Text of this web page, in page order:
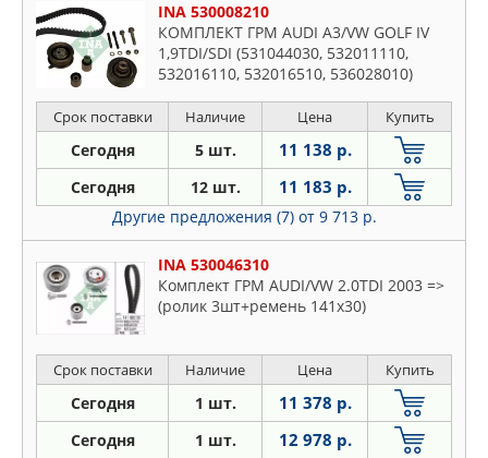
INA 530008210
КОМПЛЕКТ ГРМ AUDI A3/VW GOLF IV
1,9TDI/SDI (531044030, 532011110,
532016110, 532016510, 536028010)
Срок поставки Наличие Цена Купить
Сегодня 5 шт. 11 138 р.
Сегодня 12 шт. 11 183 р.
Другие предложения (7) от 9 713 р.
INA 530046310
Комплект ГРМ AUDI/VW 2.0TDI 2003 =>
(ролик 3шт+ремень 141x30)
Срок поставки Наличие Цена Купить
Сегодня 1 шт. 11 378 р.
Сегодня 1 шт. 12 978 р.